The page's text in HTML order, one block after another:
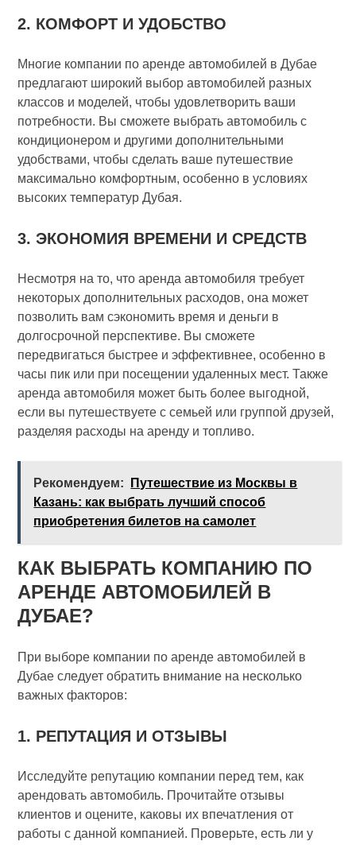
2. КОМФОРТ И УДОБСТВО
Многие компании по аренде автомобилей в Дубае
предлагают широкий выбор автомобилей разных
классов и моделей, чтобы удовлетворить ваши
потребности. Вы сможете выбрать автомобиль с
кондиционером и другими дополнительными
удобствами, чтобы сделать ваше путешествие
максимально комфортным, особенно в условиях
высоких температур Дубая.
3. ЭКОНОМИЯ ВРЕМЕНИ И СРЕДСТВ
Несмотря на то, что аренда автомобиля требует
некоторых дополнительных расходов, она может
позволить вам сэкономить время и деньги в
долгосрочной перспективе. Вы сможете
передвигаться быстрее и эффективнее, особенно в
часы пик или при посещении удаленных мест. Также
аренда автомобиля может быть более выгодной,
если вы путешествуете с семьей или группой друзей,
разделяя расходы на аренду и топливо.
Рекомендуем:
Путешествие из Москвы в
Казань: как выбрать лучший способ
приобретения билетов на самолет
КАК ВЫБРАТЬ КОМПАНИЮ ПО
АРЕНДЕ АВТОМОБИЛЕЙ В
ДУБАЕ?
При выборе компании по аренде автомобилей в
Дубае следует обратить внимание на несколько
важных факторов:
1. РЕПУТАЦИЯ И ОТЗЫВЫ
Исследуйте репутацию компании перед тем, как
арендовать автомобиль. Прочитайте отзывы
клиентов и оцените, каковы их впечатления от
работы с данной компанией. Проверьте, есть ли у